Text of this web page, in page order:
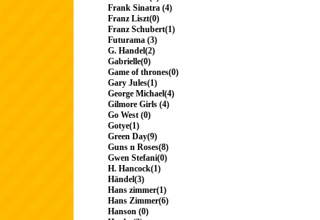
Frank Sinatra (4)
Franz Liszt(0)
Franz Schubert(1)
Futurama (3)
G. Handel(2)
Gabrielle(0)
Game of thrones(0)
Gary Jules(1)
George Michael(4)
Gilmore Girls (4)
Go West (0)
Gotye(1)
Green Day(9)
Guns n Roses(8)
Gwen Stefani(0)
H. Hancock(1)
Händel(3)
Hans zimmer(1)
Hans Zimmer(6)
Hanson (0)